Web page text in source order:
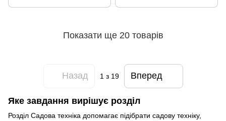
Показати ще 20 товарів
Назад 1 з 19 Вперед
Яке завдання вирішує розділ
Розділ Садова техніка допомагає підібрати садову техніку,